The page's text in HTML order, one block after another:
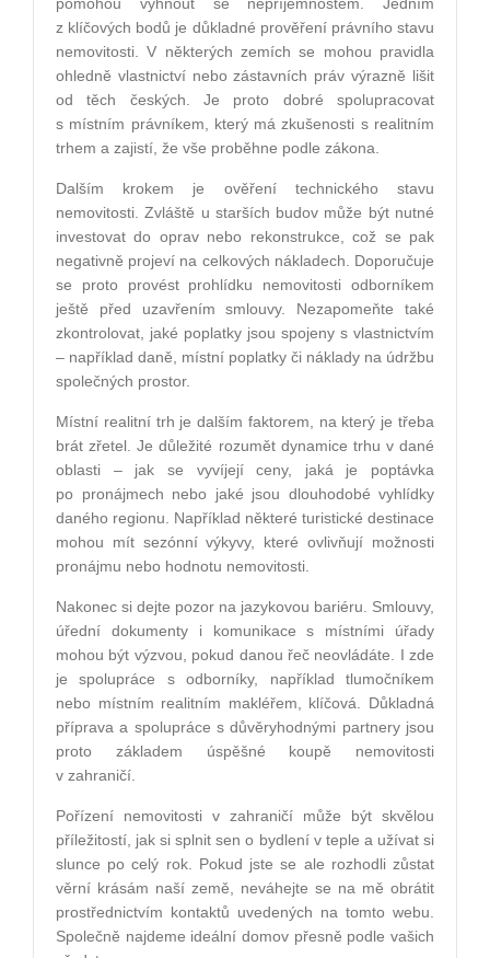
z klíčových bodů je důkladné prověření právního stavu
nemovitosti. V některých zemích se mohou pravidla
ohledně vlastnictví nebo zástavních práv výrazně lišit
od těch českých. Je proto dobré spolupracovat
s místním právníkem, který má zkušenosti s realitním
trhem a zajistí, že vše proběhne podle zákona.
Dalším krokem je ověření technického stavu
nemovitosti. Zvláště u starších budov může být nutné
investovat do oprav nebo rekonstrukce, což se pak
negativně projeví na celkových nákladech. Doporučuje
se proto provést prohlídku nemovitosti odborníkem
ještě před uzavřením smlouvy. Nezapomeňte také
zkontrolovat, jaké poplatky jsou spojeny s vlastnictvím
– například daně, místní poplatky či náklady na údržbu
společných prostor.
Místní realitní trh je dalším faktorem, na který je třeba
brát zřetel. Je důležité rozumět dynamice trhu v dané
oblasti – jak se vyvíjejí ceny, jaká je poptávka
po pronájmech nebo jaké jsou dlouhodobé vyhlídky
daného regionu. Například některé turistické destinace
mohou mít sezónní výkyvy, které ovlivňují možnosti
pronájmu nebo hodnotu nemovitosti.
Nakonec si dejte pozor na jazykovou bariéru. Smlouvy,
úřední dokumenty i komunikace s místními úřady
mohou být výzvou, pokud danou řeč neovládáte. I zde
je spolupráce s odborníky, například tlumočníkem
nebo místním realitním makléřem, klíčová. Důkladná
příprava a spolupráce s důvěryhodnými partnery jsou
proto základem úspěšné koupě nemovitosti
v zahraničí.
Pořízení nemovitosti v zahraničí může být skvělou
příležitostí, jak si splnit sen o bydlení v teple a užívat si
slunce po celý rok. Pokud jste se ale rozhodli zůstat
věrní krásám naší země, neváhejte se na mě obrátit
prostřednictvím kontaktů uvedených na tomto webu.
Společně najdeme ideální domov přesně podle vašich